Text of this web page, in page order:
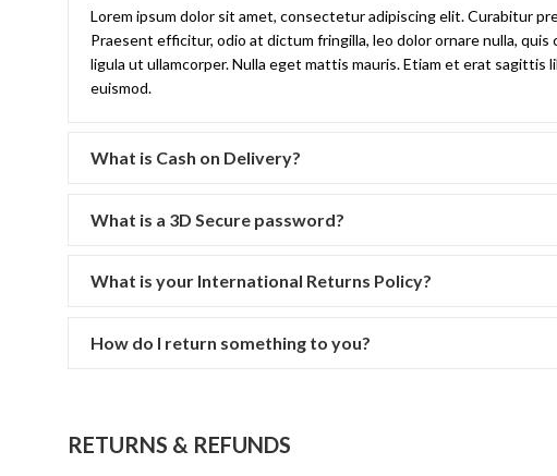
Lorem ipsum dolor sit amet, consectetur adipiscing elit. Curabitur
Praesent efficitur, odio at dictum fringilla, leo dolor ornare nulla,
ligula ut ullamcorper. Nulla eget mattis mauris. Etiam et erat
euismod.
What is Cash on Delivery?
What is a 3D Secure password?
What is your International Returns Policy?
How do I return something to you?
RETURNS & REFUNDS